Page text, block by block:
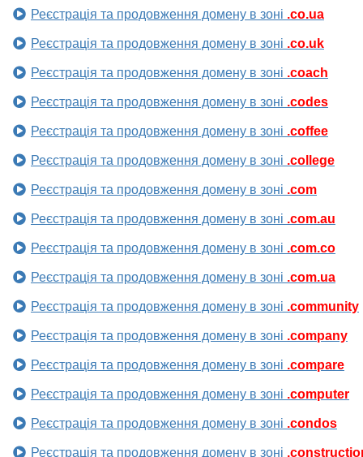
Реєстрація та продовження домену в зоні .co.ua
Реєстрація та продовження домену в зоні .co.uk
Реєстрація та продовження домену в зоні .coach
Реєстрація та продовження домену в зоні .codes
Реєстрація та продовження домену в зоні .coffee
Реєстрація та продовження домену в зоні .college
Реєстрація та продовження домену в зоні .com
Реєстрація та продовження домену в зоні .com.au
Реєстрація та продовження домену в зоні .com.co
Реєстрація та продовження домену в зоні .com.ua
Реєстрація та продовження домену в зоні .community
Реєстрація та продовження домену в зоні .company
Реєстрація та продовження домену в зоні .compare
Реєстрація та продовження домену в зоні .computer
Реєстрація та продовження домену в зоні .condos
Реєстрація та продовження домену в зоні